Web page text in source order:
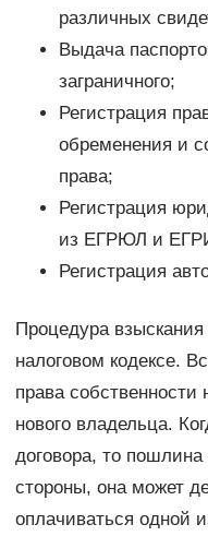
различных
Выдача
заграничного;
Регистрация
обременения и
права;
Регистрация
из ЕГРЮЛ и
Регистрация
Процедура
налоговом кодексе.
права
нового владельца.
договора, то пошлина
стороны, она может
оплачиваться одной